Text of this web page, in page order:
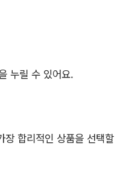
누릴 수 있어요.
장 합리적인 상품을 선택할